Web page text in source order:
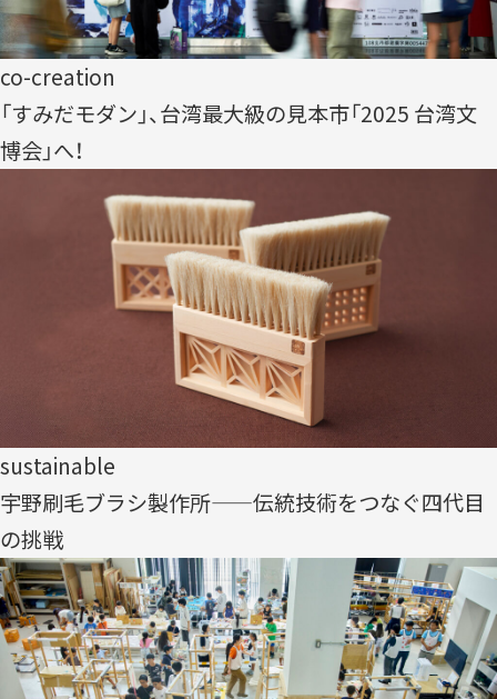
co-creation
「すみだモダン」、台湾最大級の見本市「2025 台湾文
博会」へ！
sustainable
宇野刷毛ブラシ製作所——伝統技術をつなぐ四代目
の挑戦